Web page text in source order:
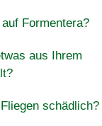
Formentera?
aus Ihrem
schädlich?